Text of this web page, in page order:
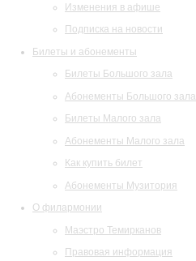
Изменения в афише
Подписка на новости
Билеты и абонементы
Билеты Большого зала
Абонементы Большого зала
Билеты Малого зала
Абонементы Малого зала
Как купить билет
Абонементы Музитория
О филармонии
Маэстро Темирканов
Правовая информация